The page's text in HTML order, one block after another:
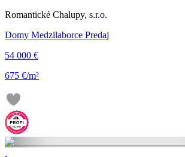
Romantické Chalupy, s.r.o.
Domy Medzilaborce Predaj
54 000 €
675 €/m²